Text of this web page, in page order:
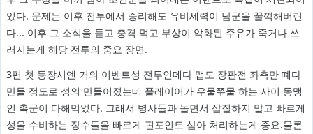
있다. 문제는 이후 전투에서 승리해도 유비세력이 남군을 꿀꺽해버린
다... 이후 그 소식을 듣고 충격 먹고 부상이 악화된 주유가 죽거나 쓰
러지는게 해당 전투의 중요 장면.
3편 첫 등장시엔 거의 이벤트성 전투인데다 맵도 장판전 좌측만 뗴다
만들 정도로 성의 만들어졌는데 플레이어가 우물쭈물 하는 사이 동맹
인 촉군이 다해먹었다. 그래서 병사들과 놀면서 삽질하지 말고 빠르게
성을 수비하는 장수들을 빠르게 핀포인트 삼아 처리하는게 중요.물론